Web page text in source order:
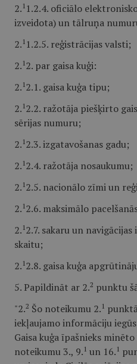
2. 1 1.2.4. oficiālo
izveidota) un tālruņa
2. 1 1.2.5. reģistrācijas valsti;
2. 1 2. par gaisa kuģi:
2. 1 2.1. gaisa kuģa tipu;
2. 1 2.2. ražotāja piešķirto
sērijas numuru;
2. 1 2.3. izgatavošanas gadu;
2. 1 2.4. ražotāja nosaukumu;
2. 1 2.5. nacionālo zīmi un
2. 1 2.6. maksimālo
2. 1 2.7. sakaru un
skaitu;
2. 1 2.8. gaisa kuģa
5. Papildināt ar 2.2 punktu
"2.2 Šo noteikumu 2. 1
iekļaujamo informāciju
Gaisa kuģa īpašnieks
noteikumu 3., 9. 1 un 16. 1